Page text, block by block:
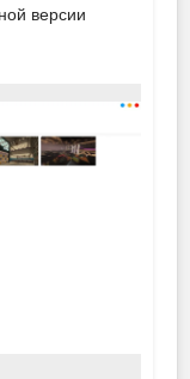
версии